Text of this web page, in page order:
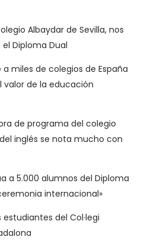
Albaydar de Sevilla, nos
Diploma Dual
miles de colegios de España
valor de la educación
de programa del colegio
inglés se nota mucho con
a 5.000 alumnos del Diploma
internacional»
del Col·legi